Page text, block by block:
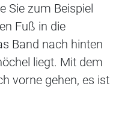
Sie zum Beispiel
Fuß in die
Band nach hinten
liegt. Mit dem
vorne gehen, es ist